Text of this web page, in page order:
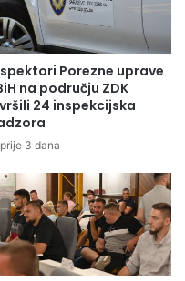
policijskih
zaštitarskih
poslova Zeničko-
da ukoliko
interesantnim
o uočenim krivičnim
pojavama, da o
stanicu pozivom
policijskim
Porezne uprave
na području ZDK
24 inspekcijska
prije 3 dana